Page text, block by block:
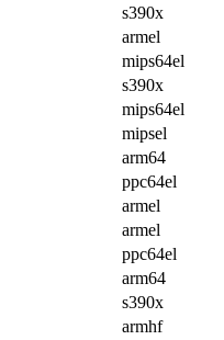
s390x
armel
mips64el
s390x
mips64el
mipsel
arm64
ppc64el
armel
armel
ppc64el
arm64
s390x
armhf